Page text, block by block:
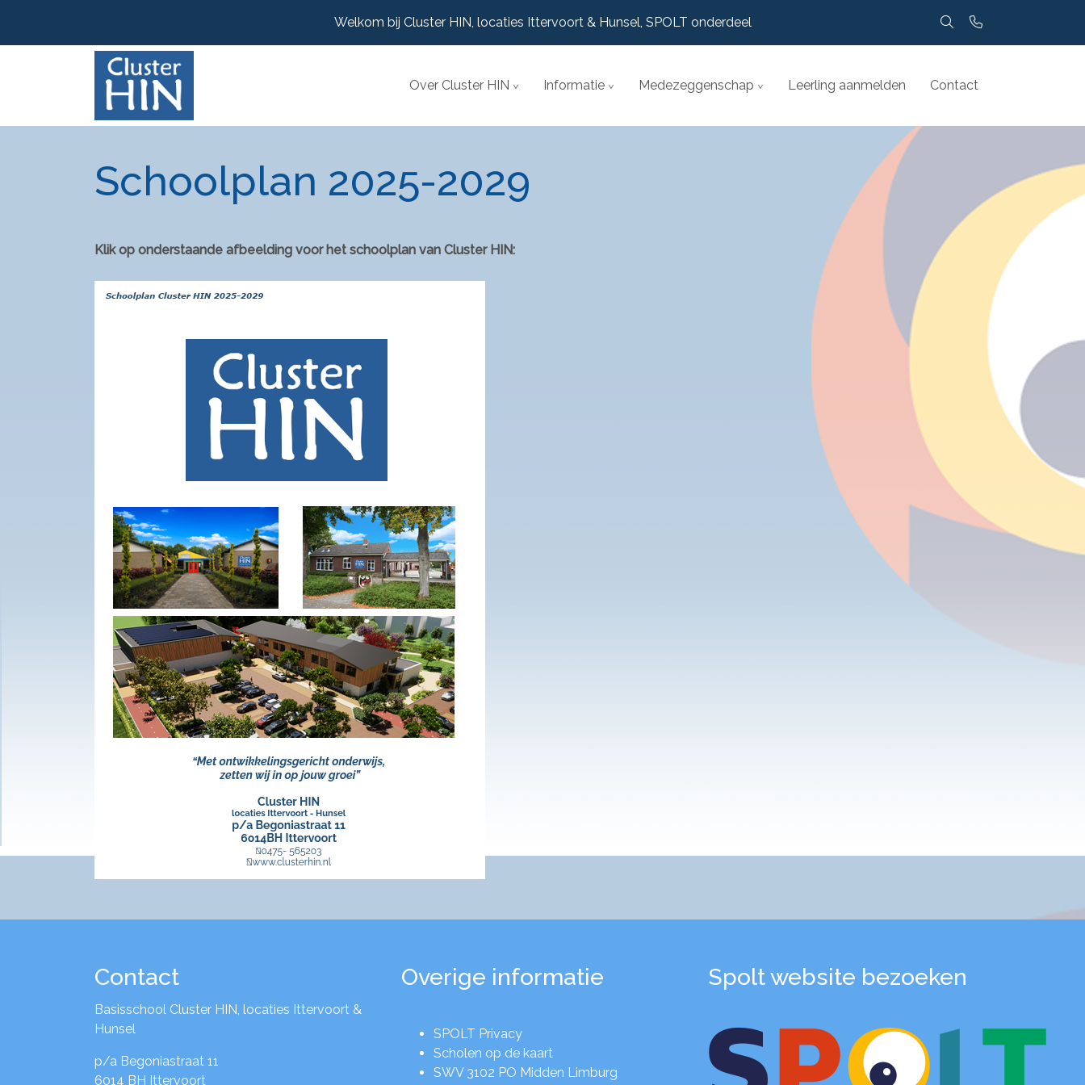
Welkom bij Cluster HIN, locaties Ittervoort & Hunsel, SPOLT onderdeel
Over Cluster HIN Informatie Medezeggenschap Leerling aanmelden Contact
Schoolplan 2025-2029
Klik op onderstaande afbeelding voor het schoolplan van Cluster HIN:
Contact
Basisschool Cluster HIN, locaties Ittervoort &
Hunsel
p/a Begoniastraat 11
6014 BH Ittervoort
Overige informatie
SPOLT Privacy
Scholen op de kaart
SWV 3102 PO Midden Limburg
Spolt website bezoeken